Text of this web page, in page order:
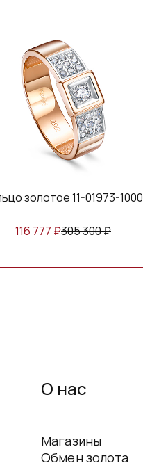
золотое 11-01973-1000
116 777 ₽305 300₽
О нас
Магазины
Обмен золота